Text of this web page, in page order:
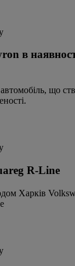
в
що
R-Line
Харків